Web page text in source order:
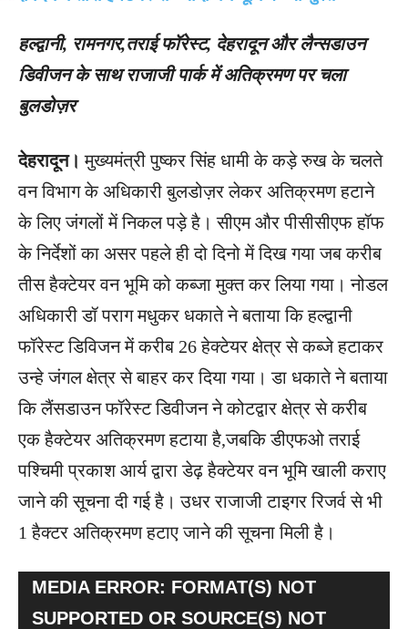
हल्द्वानी, रामनगर,तराई फॉरेस्ट, देहरादून और लैन्सडाउन
डिवीजन के साथ राजाजी पार्क में अतिक्रमण पर चला
बुलडोज़र
देहरादून। मुख्यमंत्री पुष्कर सिंह धामी के कड़े रुख के चलते
वन विभाग के अधिकारी बुलडोज़र लेकर अतिक्रमण हटाने
के लिए जंगलों में निकल पड़े है। सीएम और पीसीसीएफ हॉफ
के निर्देशों का असर पहले ही दो दिनो में दिख गया जब करीब
तीस हैक्टेयर वन भूमि को कब्जा मुक्त कर लिया गया। नोडल
अधिकारी डॉ पराग मधुकर धकाते ने बताया कि हल्द्वानी
फॉरेस्ट डिविजन में करीब 26 हेक्टेयर क्षेत्र से कब्जे हटाकर
उन्हे जंगल क्षेत्र से बाहर कर दिया गया। डा धकाते ने बताया
कि लैंसडाउन फॉरेस्ट डिवीजन ने कोटद्वार क्षेत्र से करीब
एक हैक्टेयर अतिक्रमण हटाया है,जबकि डीएफओ तराई
पश्चिमी प्रकाश आर्य द्वारा डेढ़ हैक्टेयर वन भूमि खाली कराए
जाने की सूचना दी गई है। उधर राजाजी टाइगर रिजर्व से भी
1 हैक्टर अतिक्रमण हटाए जाने की सूचना मिली है।
MEDIA ERROR: FORMAT(S) NOT
SUPPORTED OR SOURCE(S) NOT